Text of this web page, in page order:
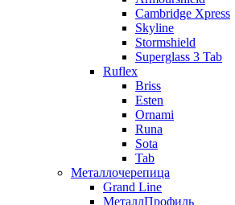
Cambridge Xpress
Skyline
Stormshield
Superglass 3 Tab
Ruflex
Briss
Esten
Ornami
Runa
Sota
Tab
Металлочерепица
Grand Line
МеталлПрофиль